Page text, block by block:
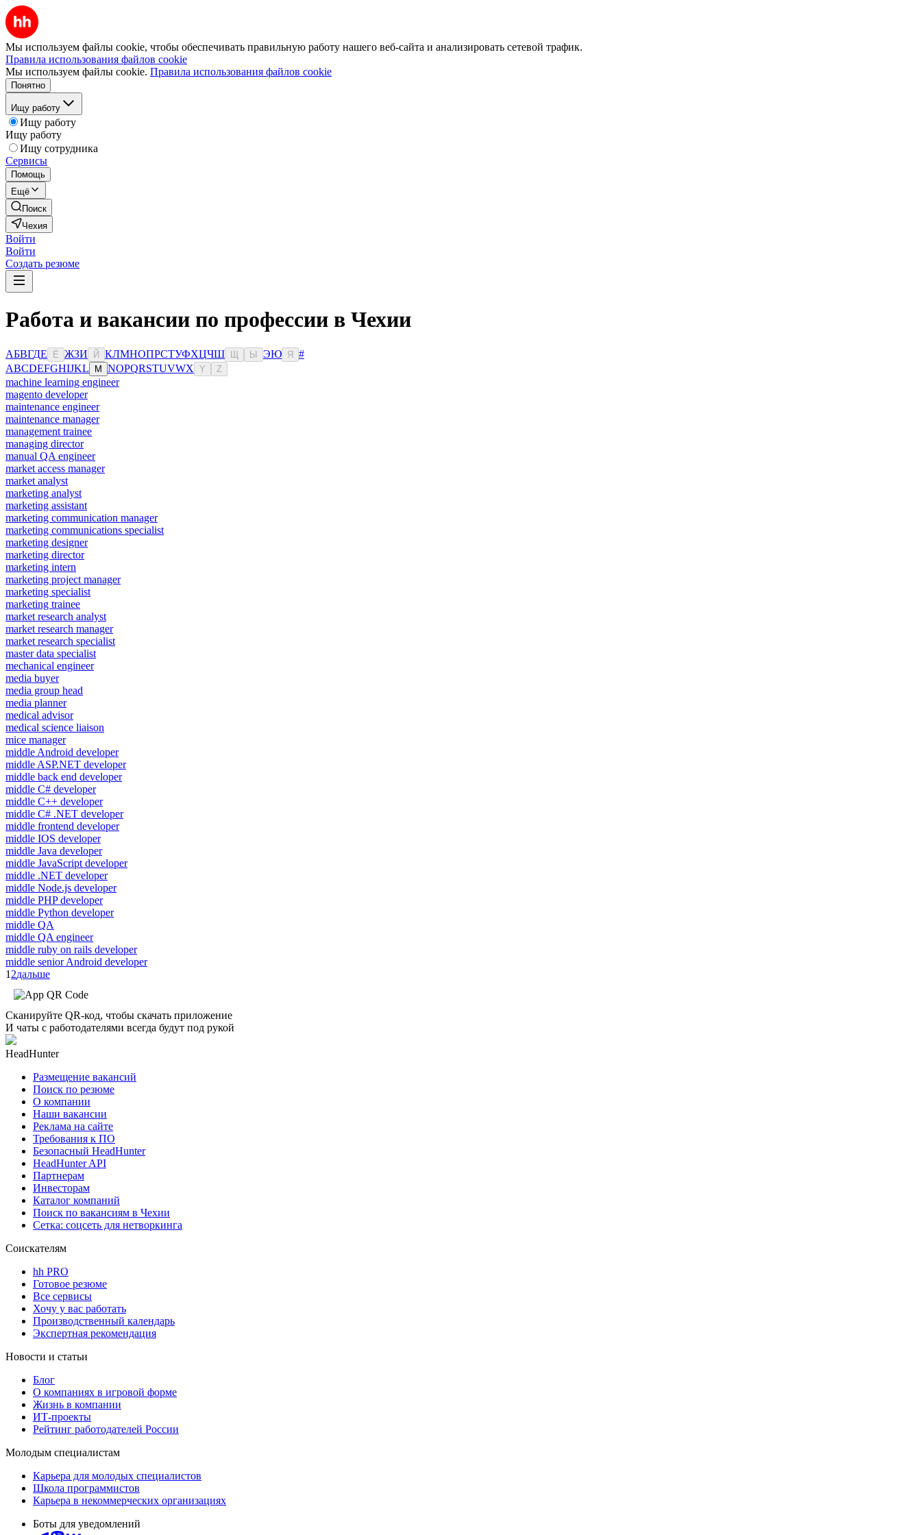
Мы используем файлы cookie, чтобы обеспечивать правильную работу нашего веб-сайта и анализировать сетевой трафик.
Правила использования файлов cookie
Мы используем файлы cookie. Правила использования файлов cookie
Понятно
Ищу работу
Ищу работу
Ищу работу
Ищу сотрудника
Сервисы
Помощь
Ещё
Поиск
Чехия
Войти
Войти
Создать резюме
Работа и вакансии по профессии в Чехии
АБВГДЕ Ё ЖЗИ Й КЛМНОПРСТУФХЦЧШ Ы ЭЮ Я
#
ABCDEFGHIJKL M NOPQRSTUVWX Y Z
machine learning engineer
magento developer
maintenance engineer
maintenance manager
management trainee
managing director
manual QA engineer
market access manager
market analyst
marketing analyst
marketing assistant
marketing communication manager
marketing communications specialist
marketing designer
marketing director
marketing intern
marketing project manager
marketing specialist
marketing trainee
market research analyst
market research manager
market research specialist
master data specialist
mechanical engineer
media buyer
media group head
media planner
medical advisor
medical science liaison
mice manager
middle Android developer
middle ASP.NET developer
middle back end developer
middle C# developer
middle C++ developer
middle C# .NET developer
middle frontend developer
middle IOS developer
middle Java developer
middle JavaScript developer
middle .NET developer
middle Node.js developer
middle PHP developer
middle Python developer
middle QA
middle QA engineer
middle ruby on rails developer
middle senior Android developer
1 2дальше
Сканируйте QR-код, чтобы скачать приложение
И чаты с работодателями всегда будут под рукой
HeadHunter
Размещение вакансий
Поиск по резюме
О компании
Наши вакансии
Реклама на сайте
Требования к ПО
Безопасный HeadHunter
HeadHunter API
Партнерам
Инвесторам
Каталог компаний
Поиск по вакансиям в Чехии
Сетка: соцсеть для нетворкинга
Соискателям
hh PRO
Готовое резюме
Все сервисы
Хочу у вас работать
Производственный календарь
Экспертная рекомендация
Новости и статьи
Блог
О компаниях в игровой форме
Жизнь в компании
ИТ-проекты
Рейтинг работодателей России
Молодым специалистам
Карьера для молодых специалистов
Школа программистов
Карьера в некоммерческих организациях
Боты для уведомлений